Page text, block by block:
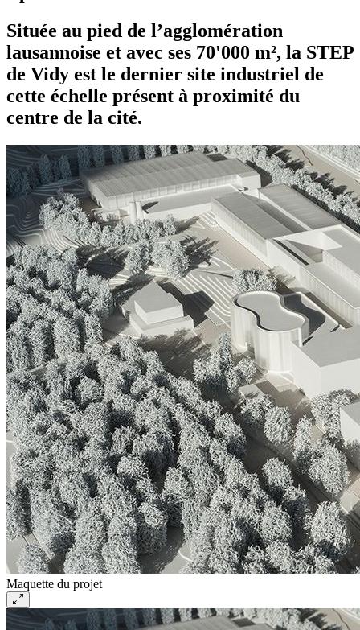
Située au pied de l’agglomération
lausannoise et avec ses 70'000 m², la STEP
de Vidy est le dernier site industriel de
cette échelle présent à proximité du
centre de la cité.
Maquette du projet